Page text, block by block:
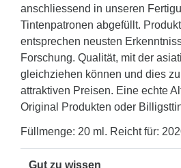
anschliessend in unseren
Tintenpatronen abgefüllt.
entsprechen neusten
Forschung. Qualität, mit der
gleichziehen können und dies
attraktiven Preisen. Eine echte
Original Produkten oder
Füllmenge: 20 ml. Reicht für:
Gut zu wissen